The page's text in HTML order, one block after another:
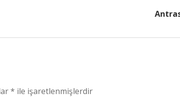
* ile işaretlenmişlerdir